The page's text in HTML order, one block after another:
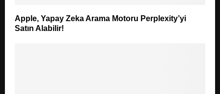
Apple, Yapay Zeka Arama Motoru Perplexity’yi
Satın Alabilir!